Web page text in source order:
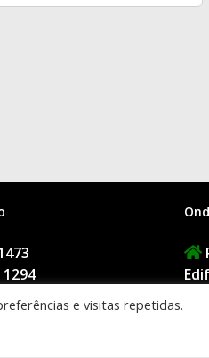
1294
e visitas repetidas.